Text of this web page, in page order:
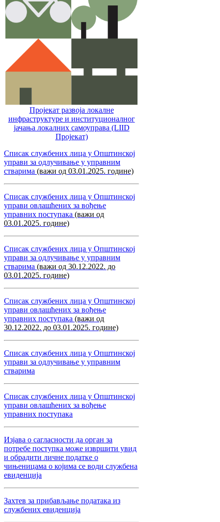
Пројекат развоја локалне
инфраструктуре и институционалног
јачања локалних самоуправa (LIID
Пројекат)
Списак службених лица у Општинској
управи за одлучивање у управним
стварима (важи од 03.01.2025. године)
Списак службених лица у Општинској
управи овлашћених за вођење
управних поступака (важи од
03.01.2025. године)
Списак службених лица у Општинској
управи за одлучивање у управним
стварима (важи од 30.12.2022. до
03.01.2025. године)
Списак службених лица у Општинској
управи овлашћених за вођење
управних поступака (важи од
30.12.2022. до 03.01.2025. године)
Списак службених лица у Општинској
управи за одлучивање у управним
стварима
Списак службених лица у Општинској
управи овлашћених за вођење
управних поступака
Изјава о сагласности да орган за
потребе поступка може извршити увид
и обрадити личне податке о
чињеницама о којима се води службена
евиденција
Захтев за прибављање података из
службених евиденција